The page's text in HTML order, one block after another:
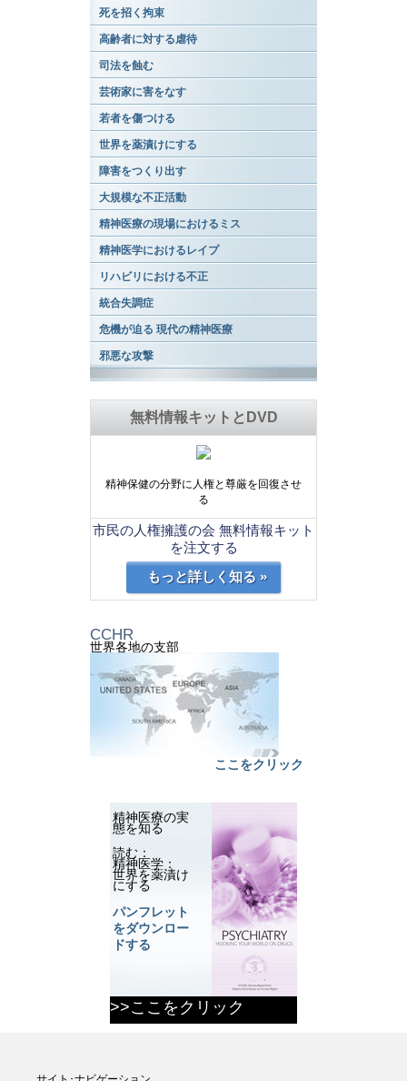
死を招く拘束
高齢者に対する虐待
司法を蝕む
芸術家に害をなす
若者を傷つける
世界を薬漬けにする
障害をつくり出す
大規模な不正活動
精神医療の現場におけるミス
精神医学におけるレイプ
リハビリにおける不正
統合失調症
危機が迫る 現代の精神医療
邪悪な攻撃
無料情報キットとDVD
精神保健の分野に人権と尊厳を回復させ
る
市民の人権擁護の会 無料情報キット
を注文する
もっと詳しく知る »
CCHR
世界各地の支部
ここをクリック
精神医療の実
態を知る
読む：
精神医学：
世界を薬漬け
にする
パンフレット
をダウンロー
ドする
>>ここをクリック